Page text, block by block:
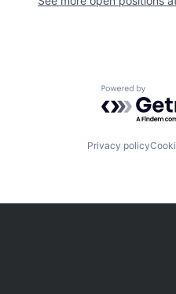
Powered by
Privacy policy